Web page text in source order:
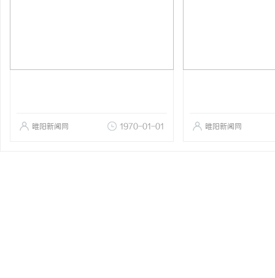
睢阳新闻网 1970-01-01 睢阳新闻网